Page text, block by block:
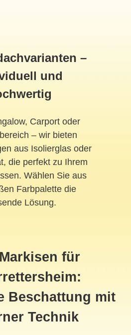
varianten –
und
Carport oder
– wir bieten
aus Isolierglas oder
die perfekt zu Ihrem
Wählen Sie aus
Farbpalette die
Lösung.
Markisen für
Beschattung mit
Technik